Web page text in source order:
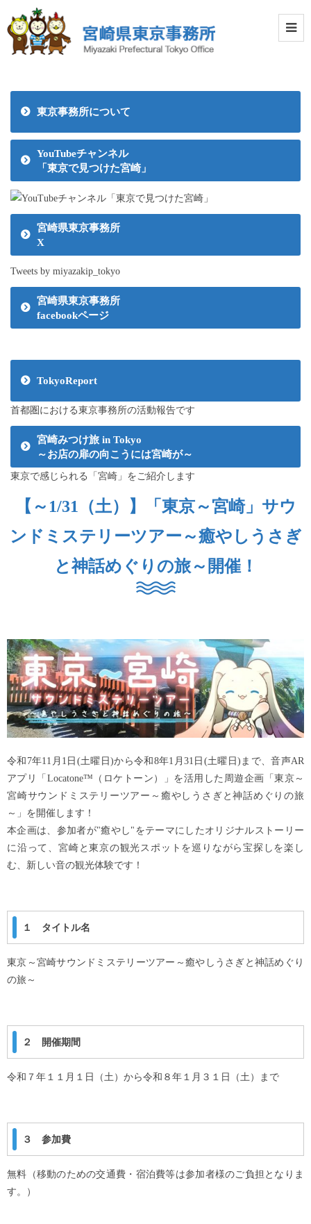
東京事務所について
YouTubeチャンネル
「東京で見つけた宮崎」
宮崎県東京事務所
X
Tweets by miyazakip_tokyo
宮崎県東京事務所
facebookページ
TokyoReport
首都圏における東京事務所の活動報告です
宮崎みつけ旅 in Tokyo
～お店の扉の向こうには宮崎が～
東京で感じられる「宮崎」をご紹介します
【～1/31（土）】「東京～宮崎」サウ
ンドミステリーツアー～癒やしうさぎ
と神話めぐりの旅～開催！
令和7年11月1日(土曜日)から令和8年1月31日(土曜日)まで、音声AR
アプリ「Locatone™（ロケトーン）」を活用した周遊企画「東京～
宮崎サウンドミステリーツアー～癒やしうさぎと神話めぐりの旅
～」を開催します！
本企画は、参加者が"癒やし"をテーマにしたオリジナルストーリー
に沿って、宮崎と東京の観光スポットを巡りながら宝探しを楽し
む、新しい音の観光体験です！
１ タイトル名
東京～宮崎サウンドミステリーツアー～癒やしうさぎと神話めぐり
の旅～
２ 開催期間
令和７年１１月１日（土）から令和８年１月３１日（土）まで
３ 参加費
無料（移動のための交通費・宿泊費等は参加者様のご負担となりま
す。）